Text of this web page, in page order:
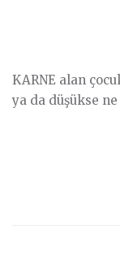
KARNE alan
ya da düşükse